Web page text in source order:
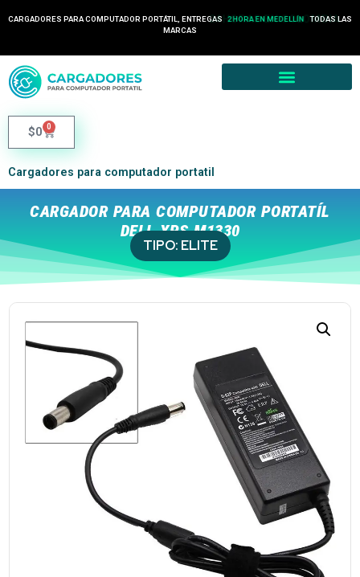
CARGADORES PARA COMPUTADOR PORTÁTIL, ENTREGAS 2 HORA EN MEDELLÍN
24 HORAS EN COLOMBIATODAS LAS
MARCAS
$0 0
Cargadores para computador portatil
CARGADOR PARA COMPUTADOR PORTATÍL
DELL XPS M1330
TIPO: ELITE